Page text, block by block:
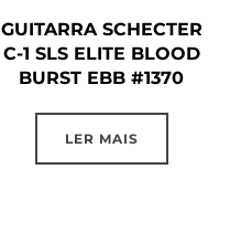
GUITARRA SCHECTER
C-1 SLS ELITE BLOOD
BURST EBB #1370
LER MAIS